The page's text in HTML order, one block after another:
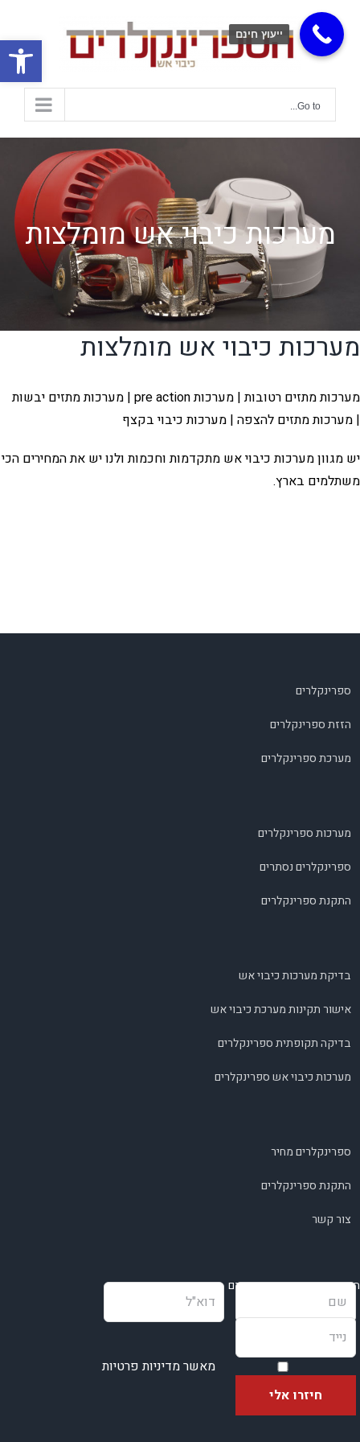
Go to...
מערכות כיבוי אש מומלצות
מערכות כיבוי אש מומלצות
מערכות מתזים רטובות | מערכות pre action | מערכות מתזים יבשות
| מערכות מתזים להצפה | מערכות כיבוי בקצף
יש מגוון מערכות כיבוי אש מתקדמות וחכמות ולנו יש את המחירים הכי
משתלמים בארץ.
ספרינקלרים
הזזת ספרינקלרים
מערכת ספרינקלרים
מערכות ספרינקלרים
ספרינקלרים נסתרים
התקנת ספרינקלרים
בדיקת מערכות כיבוי אש
אישור תקינות מערכת כיבוי אש
בדיקה תקופתית ספרינקלרים
מערכות כיבוי אש ספרינקלרים
ספרינקלרים מחיר
התקנת ספרינקלרים
צור קשר
השאירו פרטים ונחזור בהקדם
מאשר מדיניות פרטיות
ייעוץ חינם